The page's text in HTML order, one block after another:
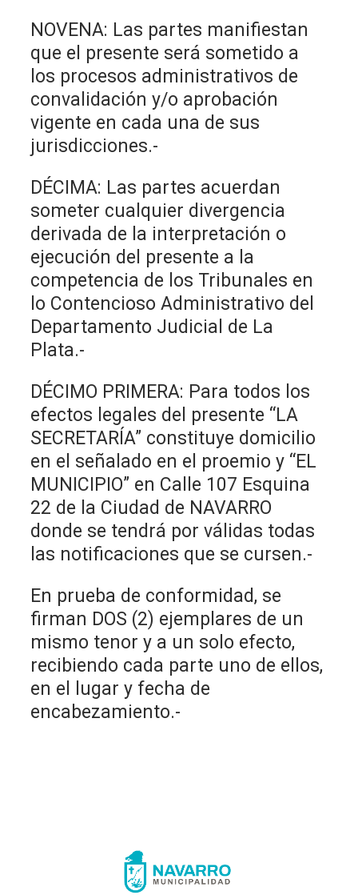
NOVENA: Las partes manifiestan
que el presente será sometido a
los procesos administrativos de
convalidación y/o aprobación
vigente en cada una de sus
jurisdicciones.-
DÉCIMA: Las partes acuerdan
someter cualquier divergencia
derivada de la interpretación o
ejecución del presente a la
competencia de los Tribunales en
lo Contencioso Administrativo del
Departamento Judicial de La
Plata.-
DÉCIMO PRIMERA: Para todos los
efectos legales del presente “LA
SECRETARÍA” constituye domicilio
en el señalado en el proemio y “EL
MUNICIPIO” en Calle 107 Esquina
22 de la Ciudad de NAVARRO
donde se tendrá por válidas todas
las notificaciones que se cursen.-
En prueba de conformidad, se
firman DOS (2) ejemplares de un
mismo tenor y a un solo efecto,
recibiendo cada parte uno de ellos,
en el lugar y fecha de
encabezamiento.-